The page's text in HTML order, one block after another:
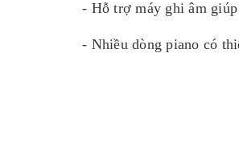
- Hỗ trợ máy ghi âm giúp
- Nhiều dòng piano có